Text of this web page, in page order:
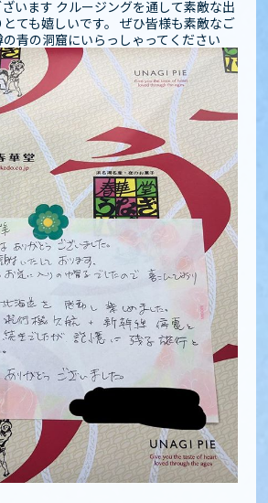
います クルージングを通して素敵な出
ても嬉しいです️️。 ぜひ皆様も素敵なご
青の洞窟にいらっしゃってください